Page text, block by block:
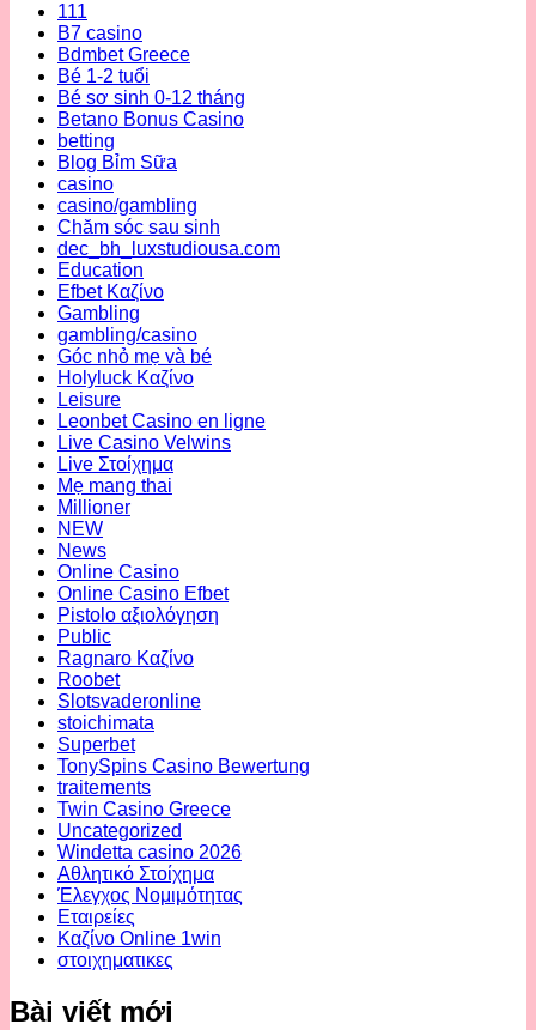
111
B7 casino
Bdmbet Greece
Bé 1-2 tuổi
Bé sơ sinh 0-12 tháng
Betano Bonus Casino
betting
Blog Bỉm Sữa
casino
casino/gambling
Chăm sóc sau sinh
dec_bh_luxstudiousa.com
Education
Efbet Καζίνο
Gambling
gambling/casino
Góc nhỏ mẹ và bé
Holyluck Καζίνο
Leisure
Leonbet Casino en ligne
Live Casino Velwins
Live Στοίχημα
Mẹ mang thai
Millioner
NEW
News
Online Casino
Online Casino Efbet
Pistolo αξιολόγηση
Public
Ragnaro Καζίνο
Roobet
Slotsvaderonline
stoichimata
Superbet
TonySpins Casino Bewertung
traitements
Twin Casino Greece
Uncategorized
Windetta casino 2026
Αθλητικό Στοίχημα
Έλεγχος Νομιμότητας
Εταιρείες
Καζίνο Online 1win
στοιχηματικες
Bài viết mới